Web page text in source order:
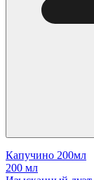
Капучино 200мл
200 мл